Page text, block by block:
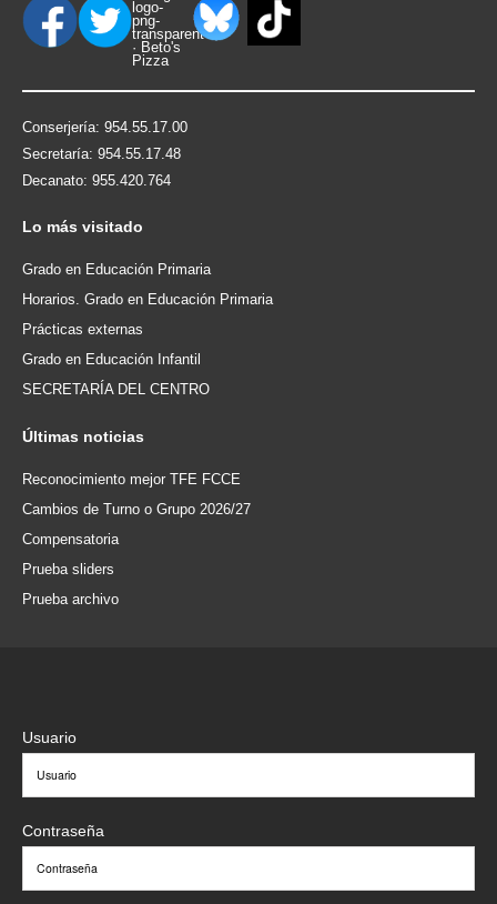
Conserjería: 954.55.17.00
Secretaría: 954.55.17.48
Decanato: 955.420.764
Lo más visitado
Grado en Educación Primaria
Horarios. Grado en Educación Primaria
Prácticas externas
Grado en Educación Infantil
SECRETARÍA DEL CENTRO
Últimas noticias
Reconocimiento mejor TFE FCCE
Cambios de Turno o Grupo 2026/27
Compensatoria
Prueba sliders
Prueba archivo
Usuario
Contraseña